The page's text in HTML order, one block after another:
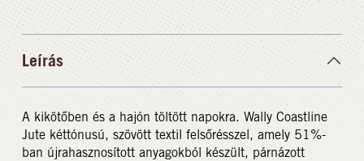
Leírás
A kikötőben és a hajón töltött napokra. Wally Coastline
Jute kéttónusú, szövött textil felsőrésszel, amely 51%-
ban újrahasznosított anyagokból készült, párnázott